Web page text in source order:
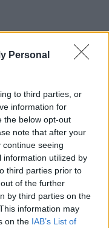
Personal
to third parties, or
information for
the below opt-out
note that after your
seeing
information utilized by
third parties prior to
of the further
by third parties on the
information may
on the IAB’s List of